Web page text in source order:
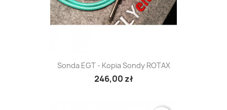
Sonda EGT - Kopia Sondy ROTAX
246,00 zł